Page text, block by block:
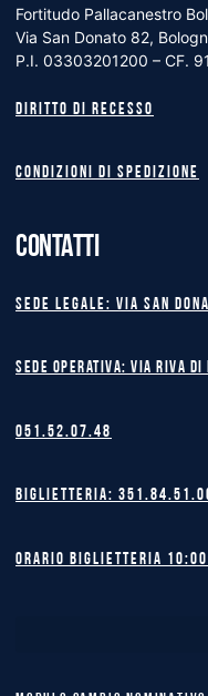
Fortitudo Pallacanestro
Via San Donato 82,
P.I. 03303201200 – CF.
Diritto di recesso
Condizioni di spedizione
CONTATTI
Sede legale: Via San
Sede operativa: Via Riva di
051.52.07.48
Biglietteria:
Orario biglietteria